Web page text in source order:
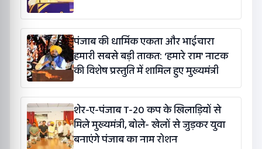
पंजाब की धार्मिक एकता और भाईचारा
हमारी सबसे बड़ी ताकत: ‘हमारे राम’ नाटक
की विशेष प्रस्तुति में शामिल हुए मुख्यमंत्री
शेर-ए-पंजाब T-20 कप के खिलाड़ियों से
मिले मुख्यमंत्री, बोले- खेलों से जुड़कर युवा
बनाएंगे पंजाब का नाम रोशन